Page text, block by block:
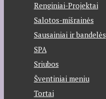
Renginiai-Projektai
Salotos-mišrainės
Sausainiai ir bandelės
SPA
Sriubos
Šventiniai meniu
Tortai